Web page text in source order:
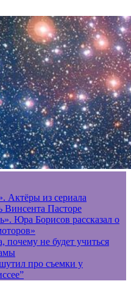
Актёры из сериала
Винсента Пасторе
Юра Борисов рассказал о
почему не будет учиться
про съемки у